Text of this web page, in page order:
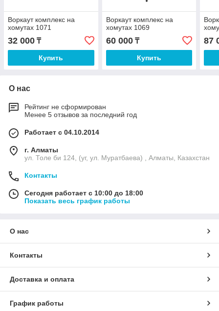
Воркаут комплекс на
хомутах 1071
32 000 ₸
Купить
Воркаут комплекс на
хомутах 1069
60 000₸
Купить
87
О нас
Рейтинг не сформирован
Менее 5 отзывов за последний год
Работает с 04.10.2014
г. Алматы
ул. Толе би 124, (уг, ул. Муратбаева) , Алматы, Казахстан
Контакты
Сегодня работает с 10:00 до 18:00
Показать весь график работы
О нас
Контакты
Доставка и оплата
График работы